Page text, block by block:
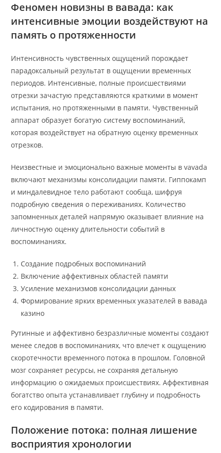
Феномен новизны в вавада: как
интенсивные эмоции воздействуют на
память о протяженности
Интенсивность чувственных ощущений порождает
парадоксальный результат в ощущении временных
периодов. Интенсивные, полные происшествиями
отрезки зачастую представляются краткими в момент
испытания, но протяженными в памяти. Чувственный
аппарат образует богатую систему воспоминаний,
которая воздействует на обратную оценку временных
отрезков.
Неизвестные и эмоционально важные моменты в vavada
включают механизмы консолидации памяти. Гиппокамп
и миндалевидное тело работают сообща, шифруя
подробную сведения о переживаниях. Количество
запомненных деталей напрямую оказывает влияние на
личностную оценку длительности событий в
воспоминаниях.
Создание подробных воспоминаний
Включение аффективных областей памяти
Усиление механизмов консолидации данных
Формирование ярких временных указателей в вавада
казино
Рутинные и аффективно безразличные моменты создают
менее следов в воспоминаниях, что влечет к ощущению
скоротечности временного потока в прошлом. Головной
мозг сохраняет ресурсы, не сохраняя детальную
информацию о ожидаемых происшествиях. Аффективная
богатство опыта устанавливает глубину и подробность
его кодирования в памяти.
Положение потока: полная лишение
восприятия хронологии